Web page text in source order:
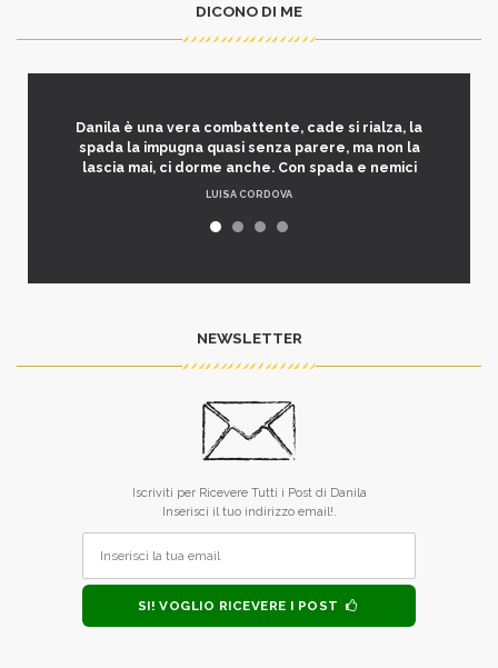
DICONO DI ME
Danila è una vera combattente, cade si rialza, la
spada la impugna quasi senza parere, ma non la
lascia mai, ci dorme anche. Con spada e nemici
LUISA CORDOVA
NEWSLETTER
Iscriviti per Ricevere Tutti i Post di Danila
Inserisci il tuo indirizzo email!.
SI! VOGLIO RICEVERE I POST